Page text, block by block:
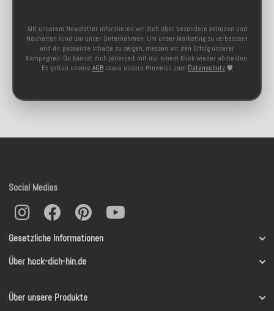
Mit unserem Newsletter informieren wir dich über besondere Aktionen und
Neuheiten rund um unser Unternehmen. Um unser Marketing zu verbessern
und dir passende Inhalte zu zeigen, messen wir den Erfolg unserer
Kampagnen. Du kannst dich jederzeit mit nur einem Klick wieder abmelden.
Es gelten unsere AGB sowie unsere Hinweise zum Datenschutz 🛡️
Gesetzliche Informationen
Über hock-dich-hin.de
Über unsere Produkte
Social Medias